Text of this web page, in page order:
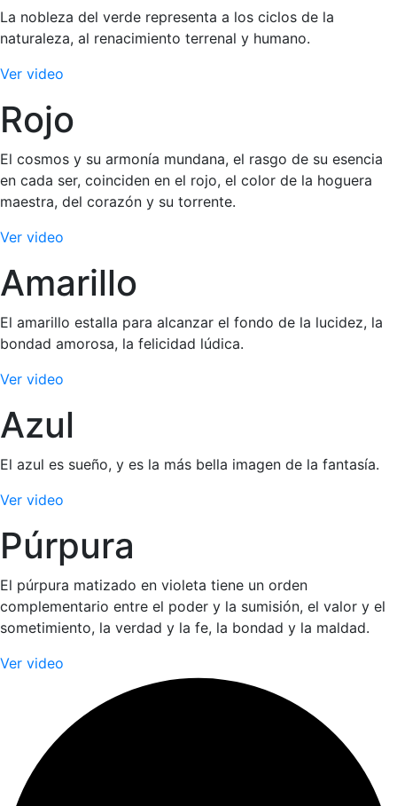
La nobleza del verde representa a los ciclos de la
naturaleza, al renacimiento terrenal y humano.
Ver video
Rojo
El cosmos y su armonía mundana, el rasgo de su esencia
en cada ser, coinciden en el rojo, el color de la hoguera
maestra, del corazón y su torrente.
Ver video
Amarillo
El amarillo estalla para alcanzar el fondo de la lucidez, la
bondad amorosa, la felicidad lúdica.
Ver video
Azul
El azul es sueño, y es la más bella imagen de la fantasía.
Ver video
Púrpura
El púrpura matizado en violeta tiene un orden
complementario entre el poder y la sumisión, el valor y el
sometimiento, la verdad y la fe, la bondad y la maldad.
Ver video